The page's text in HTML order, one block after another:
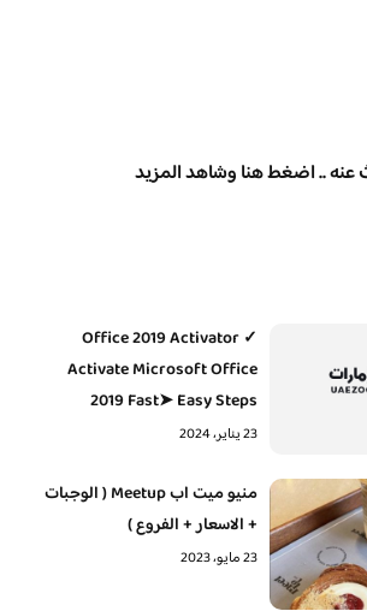
.. اضغط هنا وشاهد المزيد
Office 2019 Activator ✓
Activate Microsoft Office
2019 Fast➤ Easy Steps
23 يناير، 2024
منيو ميت اب Meetup ( الوجبات
+ الاسعار + الفروع )
23 مايو، 2023